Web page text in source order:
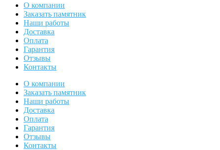
О компании
Заказать памятник
Наши работы
Доставка
Оплата
Гарантия
Отзывы
Контакты
О компании
Заказать памятник
Наши работы
Доставка
Оплата
Гарантия
Отзывы
Контакты